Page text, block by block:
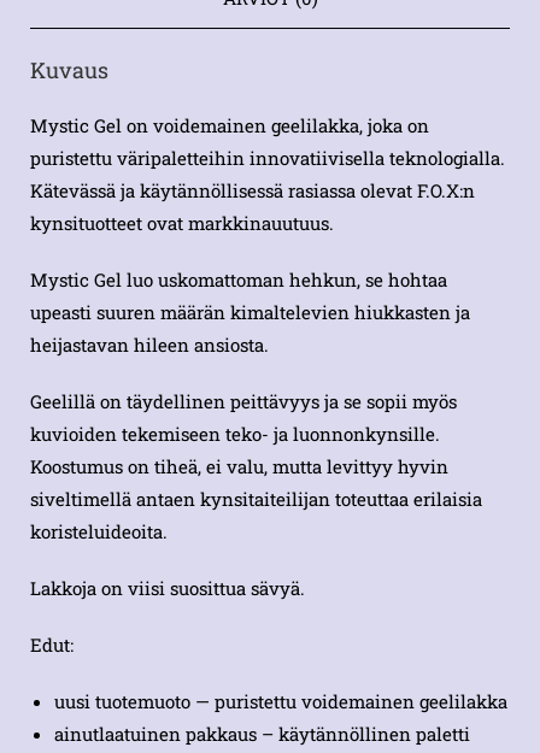
Kuvaus
Mystic Gel on voidemainen geelilakka, joka on
puristettu väripaletteihin innovatiivisella teknologialla.
Kätevässä ja käytännöllisessä rasiassa olevat F.O.X:n
kynsituotteet ovat markkinauutuus.
Mystic Gel luo uskomattoman hehkun, se hohtaa
upeasti suuren määrän kimaltelevien hiukkasten ja
heijastavan hileen ansiosta.
Geelillä on täydellinen peittävyys ja se sopii myös
kuvioiden tekemiseen teko- ja luonnonkynsille.
Koostumus on tiheä, ei valu, mutta levittyy hyvin
siveltimellä antaen kynsitaiteilijan toteuttaa erilaisia ​​
koristeluideoita.
Lakkoja on viisi suosittua sävyä.
Edut:
uusi tuotemuoto — puristettu voidemainen geelilakka
ainutlaatuinen pakkaus – käytännöllinen paletti